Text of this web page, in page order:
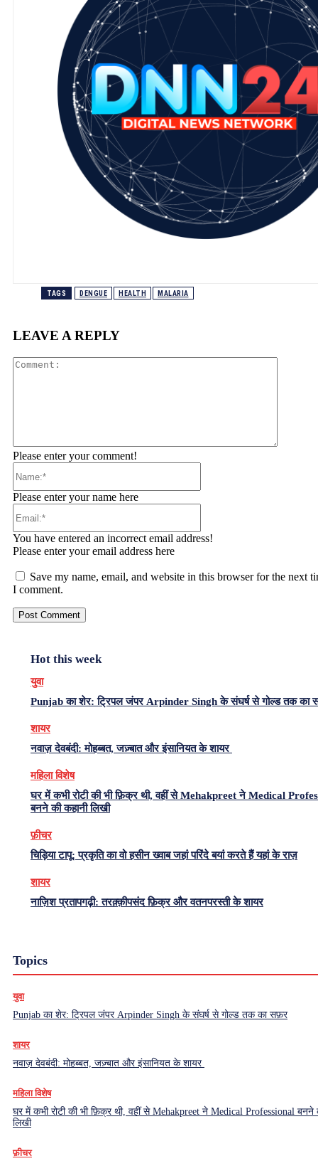
TAGS DENGUE HEALTH MALARIA
LEAVE A REPLY
Please enter your comment!
Please enter your name here
You have entered an incorrect email address!
Please enter your email address here
Save my name, email, and website in this browser for the next
I comment.
Hot this week
युवा
Punjab का शेर: ट्रिपल जंपर Arpinder Singh के संघर्ष से गोल्ड तक का
शायर
नवाज़ देवबंदी: मोहब्बत, जज़्बात और इंसानियत के शायर
महिला विशेष
घर में कभी रोटी की भी फ़िक्र थी, वहीं से Mehakpreet ने Medical
बनने की कहानी लिखी
फ़ीचर
चिड़िया टापू: प्रकृति का वो हसीन ख्वाब जहां परिंदे बयां करते हैं यहां के राज़
शायर
नाज़िश प्रतापगढ़ी: तरक़्क़ीपसंद फ़िक्र और वतनपरस्ती के शायर
Topics
युवा
Punjab का शेर: ट्रिपल जंपर Arpinder Singh के संघर्ष से गोल्ड तक का सफ़र
शायर
नवाज़ देवबंदी: मोहब्बत, जज़्बात और इंसानियत के शायर
महिला विशेष
घर में कभी रोटी की भी फ़िक्र थी, वहीं से Mehakpreet ने Medical Professional बनने
लिखी
फ़ीचर